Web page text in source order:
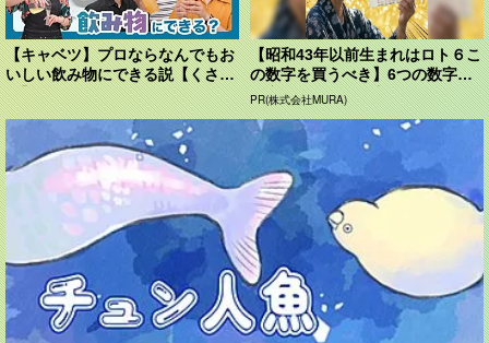
【キャベツ】プロならなんでもお
いしい飲み物にできる説【くさ
や】
【昭和43年以前生まれはロト６こ
の数字を買うべき】6つの数字が
「完全一致」する方...
PR(株式会社MURA)